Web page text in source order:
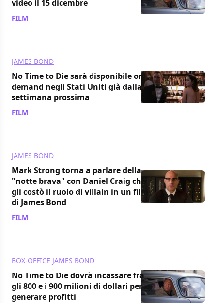
video il 15 dicembre
FILM
JAMES BOND
No Time to Die sarà disponibile on
demand negli Stati Uniti già dalla
settimana prossima
FILM
JAMES BOND
Mark Strong torna a parlare della
"notte brava" con Daniel Craig che
gli costò il ruolo di villain in un film
di James Bond
FILM
BOX-OFFICE JAMES BOND
No Time to Die dovrà incassare fra
gli 800 e i 900 milioni di dollari per
generare profitti